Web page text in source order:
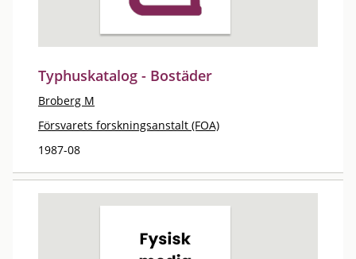
Typhuskatalog - Bostäder
Broberg M
Försvarets forskningsanstalt (FOA)
1987-08